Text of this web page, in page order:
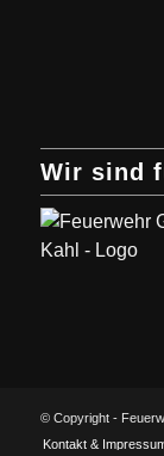
Wir sind
© Copyright -
Kontakt &